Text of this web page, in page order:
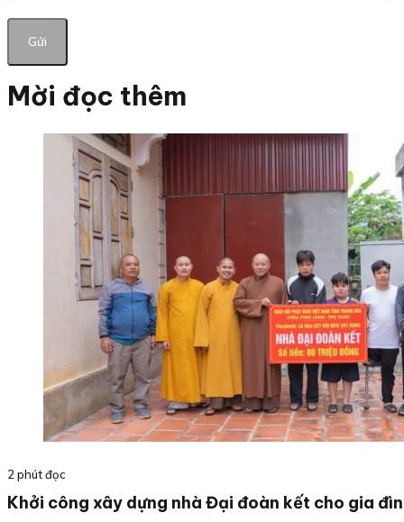
Mời đọc thêm
2 phút đọc
Khởi công xây dựng nhà Đại đoàn kết cho gia